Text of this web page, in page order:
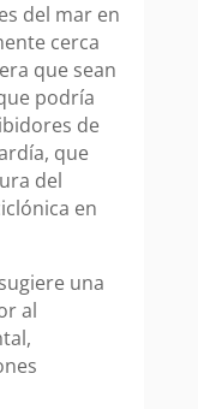
del mar en
cerca
que sean
podría
de
que
del
en
una
al